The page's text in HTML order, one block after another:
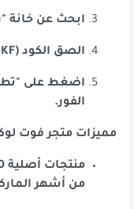
ابحث عن خانة
الصق الكود (VIKF) في الخانة المخصصة.
اضغط على
الفور.
مميزات متجر فوت
من أشهر